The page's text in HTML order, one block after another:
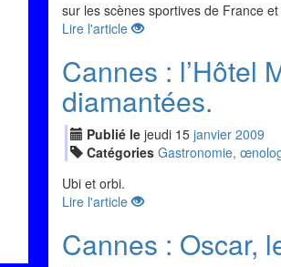
sur les scènes sportives de France
Lire l'article
Cannes : l’Hôtel
diamantées.
Publié le jeudi 15 janvier 2009
Catégories Gastronomie,
Ubi et orbi.
Lire l'article
Cannes : Oscar,